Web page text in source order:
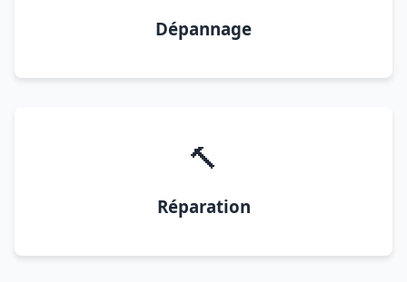
Dépannage
🔨
Réparation